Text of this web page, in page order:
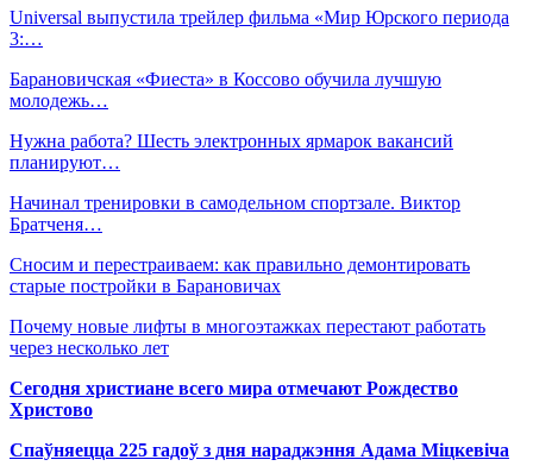
Universal выпустила трейлер фильма «Мир Юрского периода
3:…
Барановичская «Фиеста» в Коссово обучила лучшую
молодежь…
Нужна работа? Шесть электронных ярмарок вакансий
планируют…
Начинал тренировки в самодельном спортзале. Виктор
Братченя…
Сносим и перестраиваем: как правильно демонтировать
старые постройки в Барановичах
Почему новые лифты в многоэтажках перестают работать
через несколько лет
Сегодня христиане всего мира отмечают Рождество
Христово
Спаўняецца 225 гадоў з дня нараджэння Адама Міцкевіча